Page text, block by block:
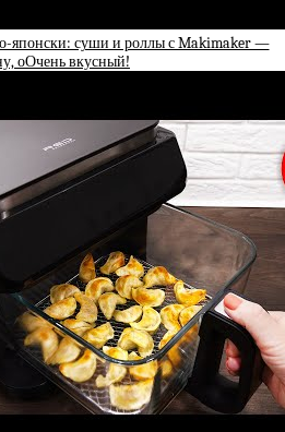
японски: суши и роллы с Makimaker —
оОчень вкусный!